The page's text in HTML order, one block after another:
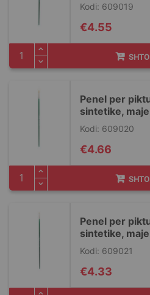
Kodi: 609019
€4.55
Penel per
sintetike,
Kodi: 609020
€4.66
Penel per
sintetike,
Kodi: 609021
€4.33